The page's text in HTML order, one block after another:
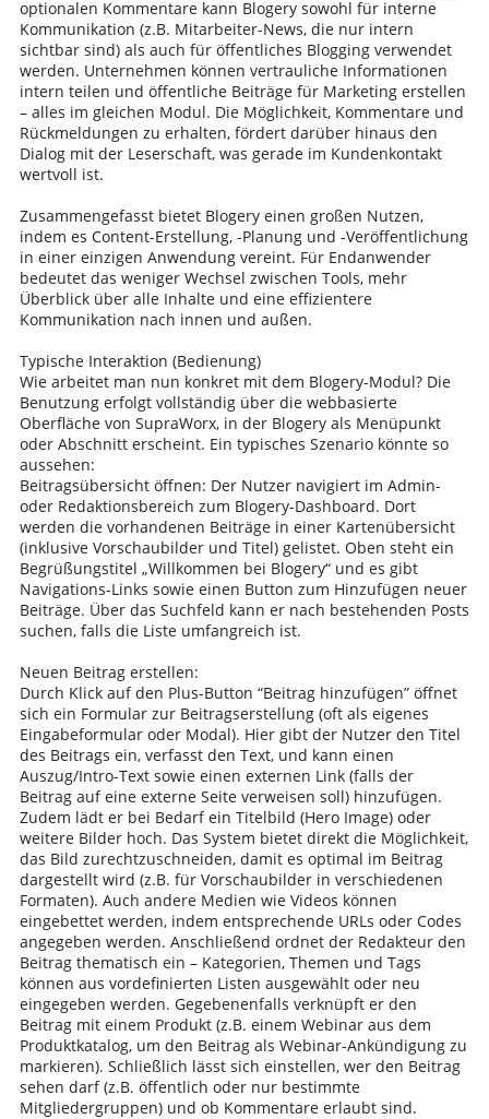
optionalen Kommentare kann Blogery sowohl für interne
Kommunikation (z.B. Mitarbeiter-News, die nur intern
sichtbar sind) als auch für öffentliches Blogging verwendet
werden. Unternehmen können vertrauliche Informationen
intern teilen und öffentliche Beiträge für Marketing erstellen
– alles im gleichen Modul. Die Möglichkeit, Kommentare und
Rückmeldungen zu erhalten, fördert darüber hinaus den
Dialog mit der Leserschaft, was gerade im Kundenkontakt
wertvoll ist.
Zusammengefasst bietet Blogery einen großen Nutzen,
indem es Content-Erstellung, -Planung und -Veröffentlichung
in einer einzigen Anwendung vereint. Für Endanwender
bedeutet das weniger Wechsel zwischen Tools, mehr
Überblick über alle Inhalte und eine effizientere
Kommunikation nach innen und außen.
Typische Interaktion (Bedienung)
Wie arbeitet man nun konkret mit dem Blogery-Modul? Die
Benutzung erfolgt vollständig über die webbasierte
Oberfläche von SupraWorx, in der Blogery als Menüpunkt
oder Abschnitt erscheint. Ein typisches Szenario könnte so
aussehen:
Beitragsübersicht öffnen: Der Nutzer navigiert im Admin-
oder Redaktionsbereich zum Blogery-Dashboard. Dort
werden die vorhandenen Beiträge in einer Kartenübersicht
(inklusive Vorschaubilder und Titel) gelistet. Oben steht ein
Begrüßungstitel „Willkommen bei Blogery“ und es gibt
Navigations-Links sowie einen Button zum Hinzufügen neuer
Beiträge. Über das Suchfeld kann er nach bestehenden Posts
suchen, falls die Liste umfangreich ist.
Neuen Beitrag erstellen:
Durch Klick auf den Plus-Button “Beitrag hinzufügen” öffnet
sich ein Formular zur Beitragserstellung (oft als eigenes
Eingabeformular oder Modal). Hier gibt der Nutzer den Titel
des Beitrags ein, verfasst den Text, und kann einen
Auszug/Intro-Text sowie einen externen Link (falls der
Beitrag auf eine externe Seite verweisen soll) hinzufügen.
Zudem lädt er bei Bedarf ein Titelbild (Hero Image) oder
weitere Bilder hoch. Das System bietet direkt die Möglichkeit,
das Bild zurechtzuschneiden, damit es optimal im Beitrag
dargestellt wird (z.B. für Vorschaubilder in verschiedenen
Formaten). Auch andere Medien wie Videos können
eingebettet werden, indem entsprechende URLs oder Codes
angegeben werden. Anschließend ordnet der Redakteur den
Beitrag thematisch ein – Kategorien, Themen und Tags
können aus vordefinierten Listen ausgewählt oder neu
eingegeben werden. Gegebenenfalls verknüpft er den
Beitrag mit einem Produkt (z.B. einem Webinar aus dem
Produktkatalog, um den Beitrag als Webinar-Ankündigung zu
markieren). Schließlich lässt sich einstellen, wer den Beitrag
sehen darf (z.B. öffentlich oder nur bestimmte
Mitgliedergruppen) und ob Kommentare erlaubt sind.